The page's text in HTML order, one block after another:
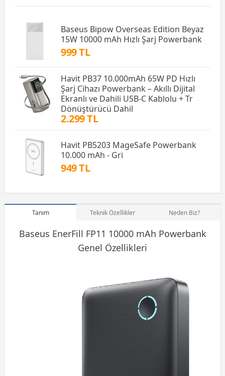
Baseus Bipow Overseas Edition Beyaz
15W 10000 mAh Hızlı Şarj Powerbank
999 TL
Havit PB37 10.000mAh 65W PD Hızlı
Şarj Cihazı Powerbank – Akıllı Dijital
Ekranlı ve Dahili USB-C Kablolu + Tr
Dönüştürücü Dahil
2.299 TL
Havit PB5203 MageSafe Powerbank
10.000 mAh - Gri
949 TL
Tanım Teknik Özellikler Neden Biz?
Baseus EnerFill FP11 10000 mAh Powerbank
Genel Özellikleri